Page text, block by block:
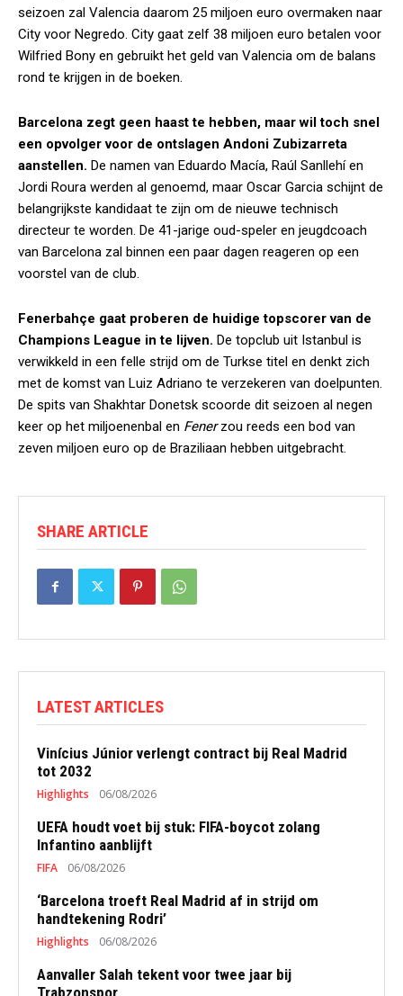
seizoen zal Valencia daarom 25 miljoen euro overmaken naar
City voor Negredo. City gaat zelf 38 miljoen euro betalen voor
Wilfried Bony en gebruikt het geld van Valencia om de balans
rond te krijgen in de boeken.
Barcelona zegt geen haast te hebben, maar wil toch snel
een opvolger voor de ontslagen Andoni Zubizarreta
aanstellen. De namen van Eduardo Macía, Raúl Sanllehí en
Jordi Roura werden al genoemd, maar Oscar Garcia schijnt de
belangrijkste kandidaat te zijn om de nieuwe technisch
directeur te worden. De 41-jarige oud-speler en jeugdcoach
van Barcelona zal binnen een paar dagen reageren op een
voorstel van de club.
Fenerbahçe gaat proberen de huidige topscorer van de
Champions League in te lijven. De topclub uit Istanbul is
verwikkeld in een felle strijd om de Turkse titel en denkt zich
met de komst van Luiz Adriano te verzekeren van doelpunten.
De spits van Shakhtar Donetsk scoorde dit seizoen al negen
keer op het miljoenenbal en Fenerzou reeds een bod van
zeven miljoen euro op de Braziliaan hebben uitgebracht.
SHARE ARTICLE
LATEST ARTICLES
Vinícius Júnior verlengt contract bij Real Madrid
tot 2032
Highlights 06/08/2026
UEFA houdt voet bij stuk: FIFA-boycot zolang
Infantino aanblijft
FIFA 06/08/2026
‘Barcelona troeft Real Madrid af in strijd om
handtekening Rodri’
Highlights 06/08/2026
Aanvaller Salah tekent voor twee jaar bij
Trabzonspor